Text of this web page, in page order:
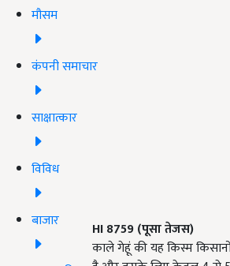
मौसम
कंपनी समाचार
साक्षात्कार
विविध
बाजार HI 8759 (पूसा तेजस)
काले गेहूं की यह किस्म